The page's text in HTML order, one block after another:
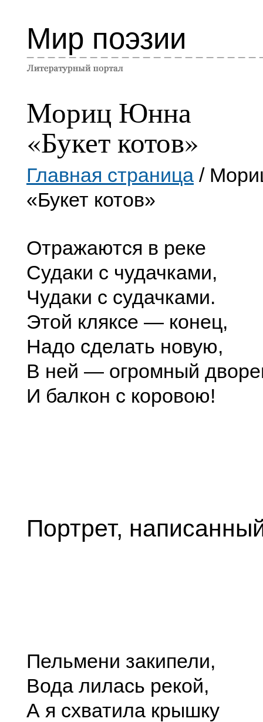
Мир поэзии
Мориц Юнна
«Букет котов»
Главная страница /
«Букет котов»
Отражаются в реке
Судаки с чудачками,
Чудаки с судачками.
Этой кляксе — конец,
Надо сделать новую,
В ней — огромный
И балкон с коровою!
Портрет,
Пельмени закипели,
Вода лилась рекой,
А я схватила крышку